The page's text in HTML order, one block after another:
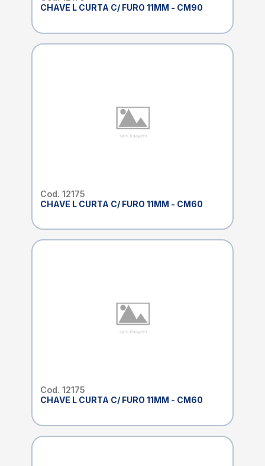
CHAVE L CURTA C/ FURO 11MM - CM90
Cod. 12175
CHAVE L CURTA C/ FURO 11MM - CM60
Cod. 12175
CHAVE L CURTA C/ FURO 11MM - CM60